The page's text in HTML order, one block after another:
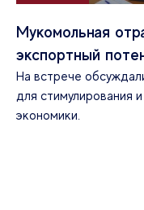
Мукомольная
экспортный
На встрече
для стимулирования
экономики.